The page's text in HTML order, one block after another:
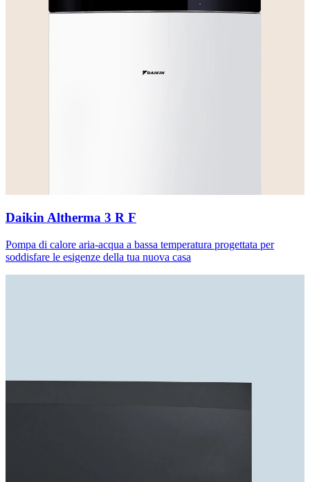
Daikin Altherma 3 R F
Pompa di calore aria-acqua a bassa temperatura progettata per
soddisfare le esigenze della tua nuova casa